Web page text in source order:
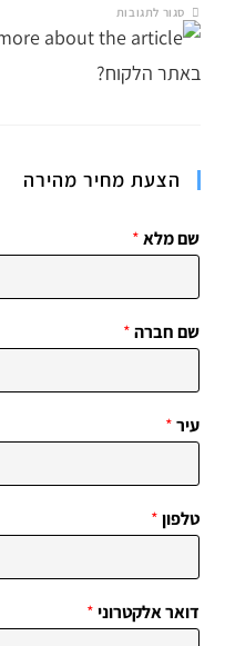
סגור לתגובותעל
מדוע
כדאי
סריקה
באתר
הצעת מחיר מהירה
שם מלא*
שם חברה*
עיר*
טלפון*
דואר אלקטרוני*